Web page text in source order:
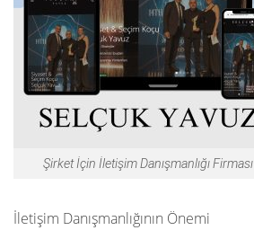
Şirket İçin İletişim Danışmanlığı Firması
İletişim Danışmanlığının Önemi